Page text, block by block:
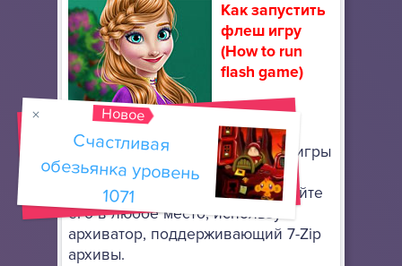
Как запустить
флеш игру
(How to run
flash game)
Скачайте
портативный браузер Mozilla
Firefox, чтобы запускать флеш игры
онлайн. Он не требует особой
установки: просто разархивируйте
его в любое место, используя
архиватор, поддерживающий 7-Zip
архивы.
Новое
Счастливая
обезьянка уровень
1071